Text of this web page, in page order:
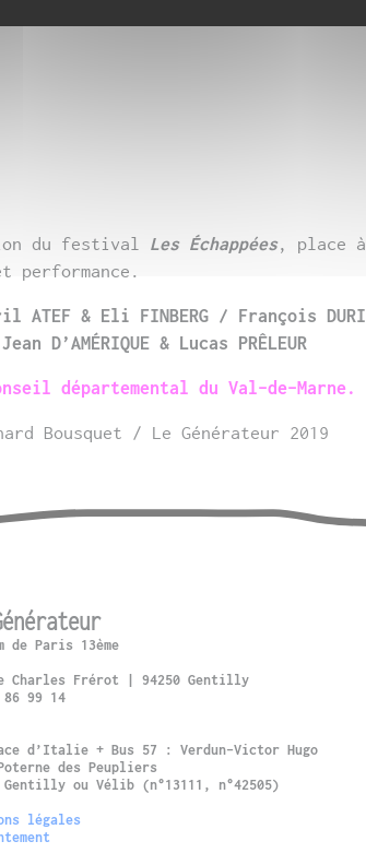
du festival Les Échappées, place
performance.
ATEF & Eli FINBERG / François
D’AMÉRIQUE & Lucas PRÊLEUR
départemental du Val-de-Marne.
Bousquet / Le Générateur 2019
de Paris 13ème
Charles Frérot | 94250 Gentilly
99 14
d’Italie + Bus 57 : Verdun-Victor Hugo
des Peupliers
Gentilly ou Vélib (n°13111, n°42505)
légales